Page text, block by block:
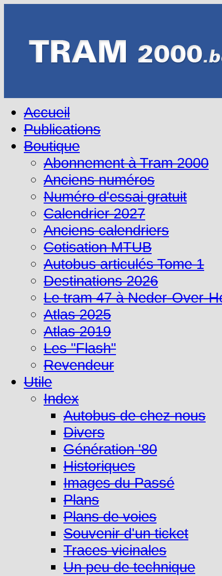
Accueil
Publications
Boutique
Abonnement à Tram 2000
Anciens numéros
Numéro d'essai gratuit
Calendrier 2027
Anciens calendriers
Cotisation MTUB
Autobus articulés Tome 1
Destinations 2026
Le tram 47 à Neder-Over-
Atlas 2025
Atlas 2019
Les "Flash"
Revendeur
Utile
Index
Autobus de chez nous
Divers
Génération '80
Historiques
Images du Passé
Plans
Plans de voies
Souvenir d'un ticket
Traces vicinales
Un peu de technique